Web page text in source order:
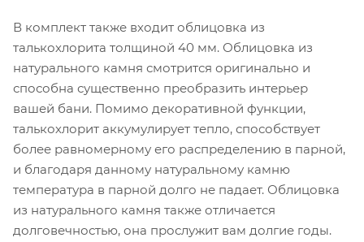
В комплект также входит облицовка из
талькохлорита толщиной 40 мм. Облицовка из
натурального камня смотрится оригинально и
способна существенно преобразить интерьер
вашей бани. Помимо декоративной функции,
талькохлорит аккумулирует тепло, способствует
более равномерному его распределению в парной,
и благодаря данному натуральному камню
температура в парной долго не падает. Облицовка
из натурального камня также отличается
долговечностью, она прослужит вам долгие годы.